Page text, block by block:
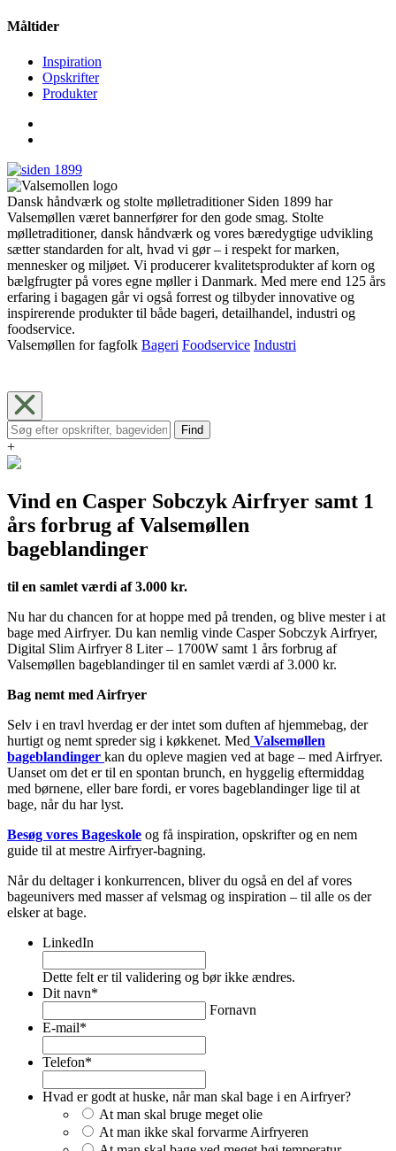
Måltider
Inspiration
Opskrifter
Produkter
Dansk håndværk og stolte mølletraditioner Siden 1899 har
Valsemøllen været bannerfører for den gode smag. Stolte
mølletraditioner, dansk håndværk og vores bæredygtige udvikling
sætter standarden for alt, hvad vi gør – i respekt for marken,
mennesker og miljøet. Vi producerer kvalitetsprodukter af korn og
bælgfrugter på vores egne møller i Danmark. Med mere end 125 års
erfaring i bagagen går vi også forrest og tilbyder innovative og
inspirerende produkter til både bageri, detailhandel, industri og
foodservice.
Valsemøllen for fagfolk Bageri Foodservice Industri
Find
+
Vind en Casper Sobczyk Airfryer samt 1
års forbrug af Valsemøllen
bageblandinger
til en samlet værdi af 3.000 kr.
Nu har du chancen for at hoppe med på trenden, og blive mester i at
bage med Airfryer. Du kan nemlig vinde Casper Sobczyk Airfryer,
Digital Slim Airfryer 8 Liter – 1700W samt 1 års forbrug af
Valsemøllen bageblandinger til en samlet værdi af 3.000 kr.
Bag nemt med Airfryer
Selv i en travl hverdag er der intet som duften af hjemmebag, der
hurtigt og nemt spreder sig i køkkenet. Med Valsemøllen
bageblandinger kan du opleve magien ved at bage – med Airfryer.
Uanset om det er til en spontan brunch, en hyggelig eftermiddag
med børnene, eller bare fordi, er vores bageblandinger lige til at
bage, når du har lyst.
Besøg vores Bageskole og få inspiration, opskrifter og en nem
guide til at mestre Airfryer-bagning.
Når du deltager i konkurrencen, bliver du også en del af vores
bageunivers med masser af velsmag og inspiration – til alle os der
elsker at bage.
LinkedIn
Dette felt er til validering og bør ikke ændres.
Dit navn*
Fornavn
E-mail*
Telefon*
Hvad er godt at huske, når man skal bage i en Airfryer?
At man skal bruge meget olie
At man ikke skal forvarme Airfryeren